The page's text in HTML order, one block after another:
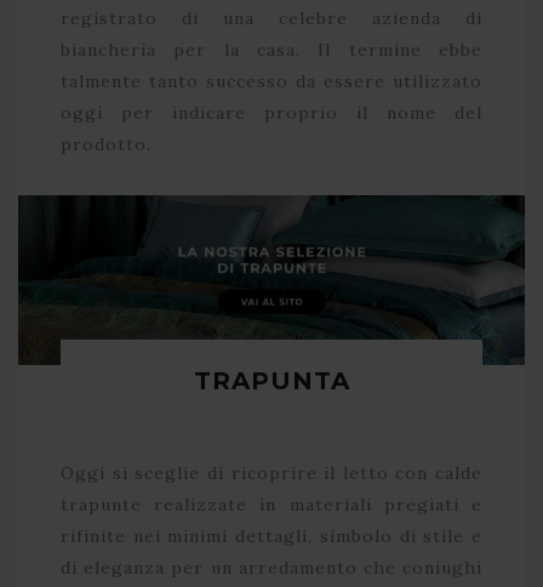
registrato di una celebre azienda di
biancheria per la casa. Il termine ebbe
talmente tanto successo da essere utilizzato
oggi per indicare proprio il nome del
prodotto.
TRAPUNTA
Oggi si sceglie di ricoprire il letto con calde
trapunte realizzate in materiali pregiati e
rifinite nei minimi dettagli, simbolo di stile e
di eleganza per un arredamento che coniughi